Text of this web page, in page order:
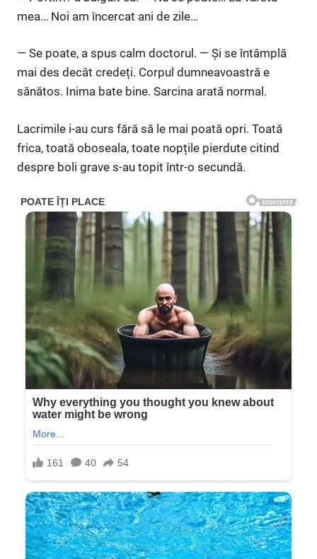
mea… Noi am încercat ani de zile…
— Se poate, a spus calm doctorul. — Și se întâmplă
mai des decât credeți. Corpul dumneavoastră e
sănătos. Inima bate bine. Sarcina arată normal.
Lacrimile i-au curs fără să le mai poată opri. Toată
frica, toată oboseala, toate nopțile pierdute citind
despre boli grave s-au topit într-o secundă.